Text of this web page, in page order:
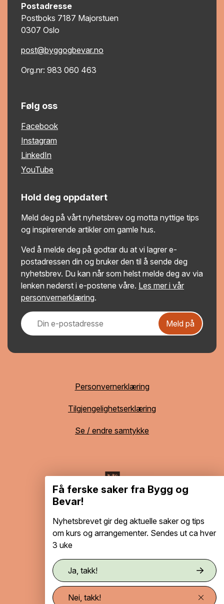
Postadresse
Postboks 7187 Majorstuen
0307 Oslo
post@byggogbevar.no
Org.nr: 983 060 463
Følg oss
Facebook
Instagram
LinkedIn
YouTube
Hold deg oppdatert
Meld deg på vårt nyhetsbrev og motta nyttige tips
og inspirerende artikler om gamle hus.
Ved å melde deg på godtar du at vi lagrer e-
postadressen din og bruker den til å sende deg
nyhetsbrev. Du kan når som helst melde deg av via
lenken nederst i e-postene våre. Les mer i vår
personvernerklæring.
Meld på
Personvernerklæring
Tilgjengelighetserklæring
Se / endre samtykke
Få ferske saker fra Bygg og
Bevar!
Nyhetsbrevet gir deg aktuelle saker og tips
om kurs og arrangementer. Sendes ut ca hver
3 uke
Ja, takk!
Nei, takk!